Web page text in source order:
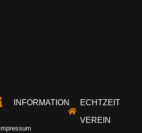
INFORMATION
Impressum
ECHTZEIT
VEREIN